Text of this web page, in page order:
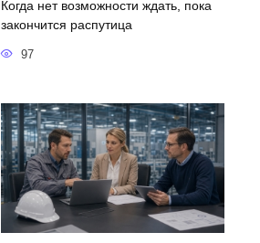
Когда нет возможности ждать, пока
закончится распутица
97